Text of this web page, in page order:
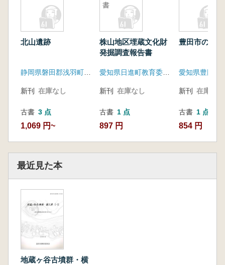
北山遺跡
新刊 在庫なし
古書 3 点
1,069 円~
書
株山地区埋蔵文化財
発掘調査報告書
新刊 在庫なし
古書 1 点
897 円
豊田市の縄
新刊 在庫なし
古書 1 点
854 円
最近見た本
地蔵ヶ谷古墳群・横